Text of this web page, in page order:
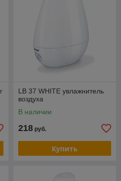
LB 37 WHITE увлажнитель
воздуха
В наличии
218 руб.
Купить